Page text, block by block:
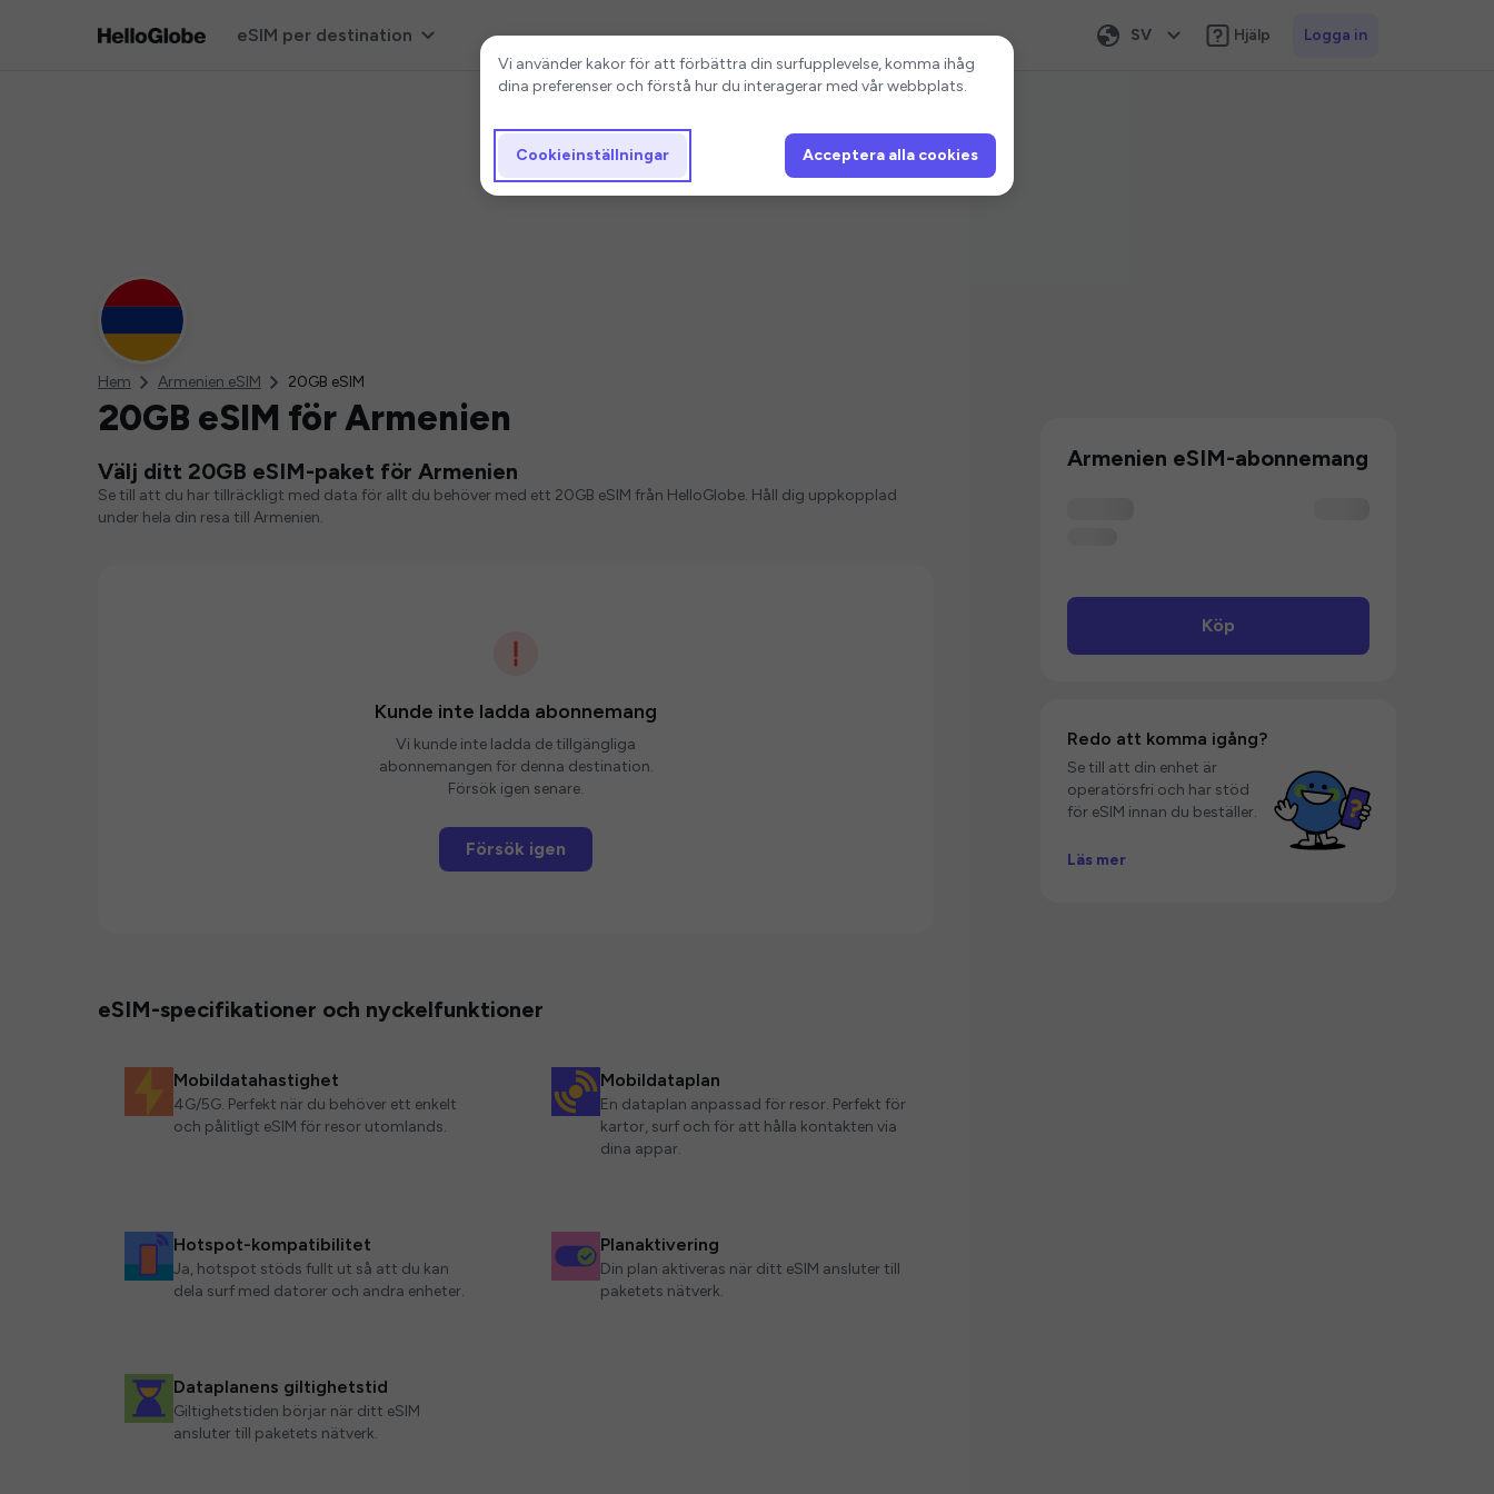
eSIM per destination SV Hjälp Logga in
Hem Armenien eSIM 20GB eSIM
20GB eSIM för Armenien
Välj ditt 20GB eSIM-paket för Armenien
Se till att du har tillräckligt med data för allt du behöver med ett 20GB eSIM från HelloGlobe. Håll dig uppkopplad
under hela din resa till Armenien.
Kunde inte ladda abonnemang
Vi kunde inte ladda de tillgängliga
abonnemangen för denna destination.
Försök igen senare.
Försök igen
eSIM-specifikationer och nyckelfunktioner
Mobildatahastighet
4G/5G. Perfekt när du behöver ett enkelt
och pålitligt eSIM för resor utomlands.
Mobildataplan
En dataplan anpassad för resor. Perfekt för
kartor, surf och för att hålla kontakten via
dina appar.
Hotspot-kompatibilitet
Ja, hotspot stöds fullt ut så att du kan
dela surf med datorer och andra enheter.
Planaktivering
Din plan aktiveras när ditt eSIM ansluter till
paketets nätverk.
Dataplanens giltighetstid
Giltighetstiden börjar när ditt eSIM
ansluter till paketets nätverk.
Armenien eSIM-abonnemang
Köp
Redo att komma igång?
Se till att din enhet är
operatörsfri och har stöd
för eSIM innan du beställer.
Läs mer
Cookieinställningar
Vi använder kakor för att förbättra din surfupplevelse, komma ihåg
dina preferenser och förstå hur du interagerar med vår webbplats.
Cookieinställningar Acceptera alla cookies